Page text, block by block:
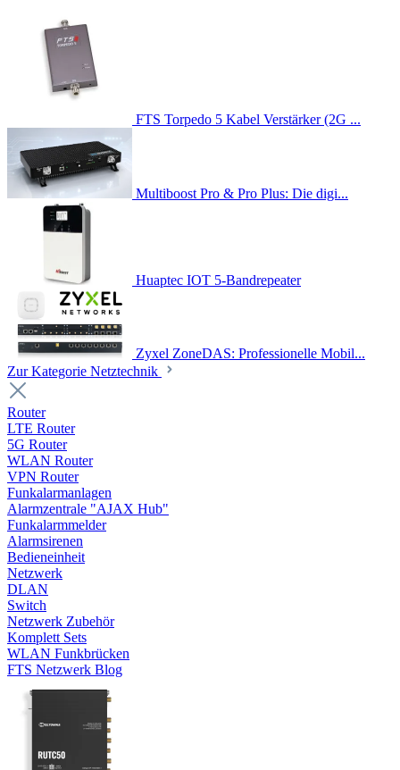
FTS Torpedo 5 Kabel Verstärker (2G ...
Multiboost Pro & Pro Plus: Die digi...
Huaptec IOT 5-Bandrepeater
Zyxel ZoneDAS: Professionelle Mobil...
Zur Kategorie Netztechnik
Router
LTE Router
5G Router
WLAN Router
VPN Router
Funkalarmanlagen
Alarmzentrale "AJAX Hub"
Funkalarmmelder
Alarmsirenen
Bedieneinheit
Netzwerk
DLAN
Switch
Netzwerk Zubehör
Komplett Sets
WLAN Funkbrücken
FTS Netzwerk Blog